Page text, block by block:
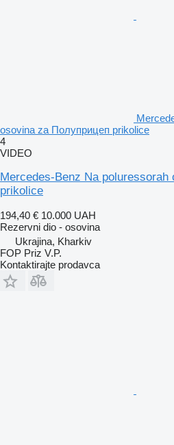
osovina za Полуприцеп prikolice
4
VIDEO
Mercedes-Benz Na
prikolice
194,40 € 10.000 UAH
Rezervni dio - osovina
Ukrajina, Kharkiv
FOP Priz V.P.
Kontaktirajte prodavca